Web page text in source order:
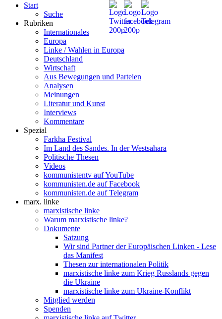
Start
Suche
Rubriken
Internationales
Europa
Linke / Wahlen in Europa
Deutschland
Wirtschaft
Aus Bewegungen und Parteien
Analysen
Meinungen
Literatur und Kunst
Interviews
Kommentare
Spezial
Farkha Festival
Im Land des Sandes. In der Westsahara
Politische Thesen
Videos
kommunistentv auf YouTube
kommunisten.de auf Facebook
kommunisten.de auf Telegram
marx. linke
marxistische linke
Warum marxistische linke?
Dokumente
Satzung
Wir sind Partner der Europäischen Linken - Lese
das Manifest
Thesen zur internationalen Politik
marxistische linke zum Krieg Russlands gegen
die Ukraine
marxistische linke zum Ukraine-Konflikt
Mitglied werden
Spenden